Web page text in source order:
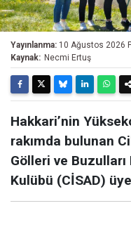
Yayınlanma: 10 Ağustos 2026
Kaynak: Necmi Ertuş
Hakkari’nin
rakımda bulunan
Gölleri ve Buzulları
Kulübü (CİSAD)